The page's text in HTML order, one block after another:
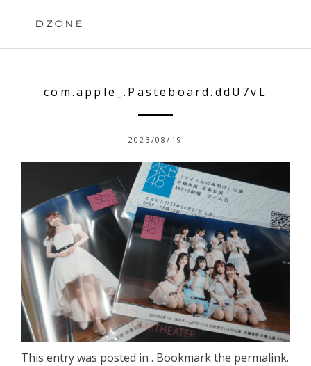
DZONE
com.apple_.Pasteboard.ddU7vL
2023/08/19
This entry was posted in . Bookmark the permalink.